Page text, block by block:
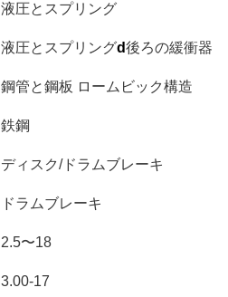
液圧とスプリング
液圧とスプリングd後ろの緩衝器
鋼管と鋼板 ロームビック構造
鉄鋼
ディスク/ドラムブレーキ
ドラムブレーキ
2.5〜18
3.00-17